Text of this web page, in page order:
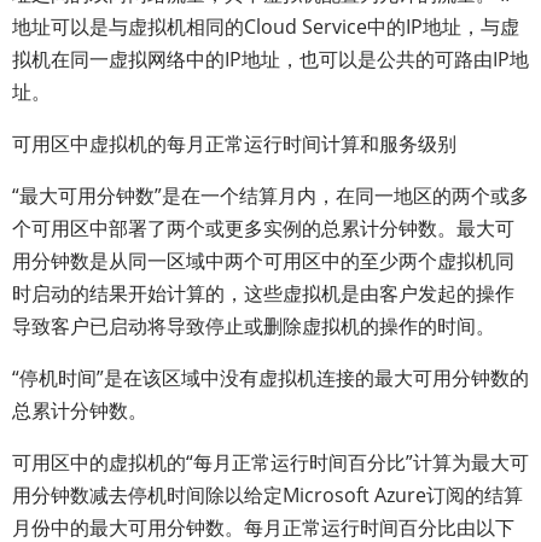
地址可以是与虚拟机相同的Cloud Service中的IP地址，与虚
拟机在同一虚拟网络中的IP地址，也可以是公共的可路由IP地
址。
可用区中虚拟机的每月正常运行时间计算和服务级别
“最大可用分钟数”是在一个结算月内，在同一地区的两个或多
个可用区中部署了两个或更多实例的总累计分钟数。最大可
用分钟数是从同一区域中两个可用区中的至少两个虚拟机同
时启动的结果开始计算的，这些虚拟机是由客户发起的操作
导致客户已启动将导致停止或删除虚拟机的操作的时间。
“停机时间”是在该区域中没有虚拟机连接的最大可用分钟数的
总累计分钟数。
可用区中的虚拟机的“每月正常运行时间百分比”计算为最大可
用分钟数减去停机时间除以给定Microsoft Azure订阅的结算
月份中的最大可用分钟数。每月正常运行时间百分比由以下